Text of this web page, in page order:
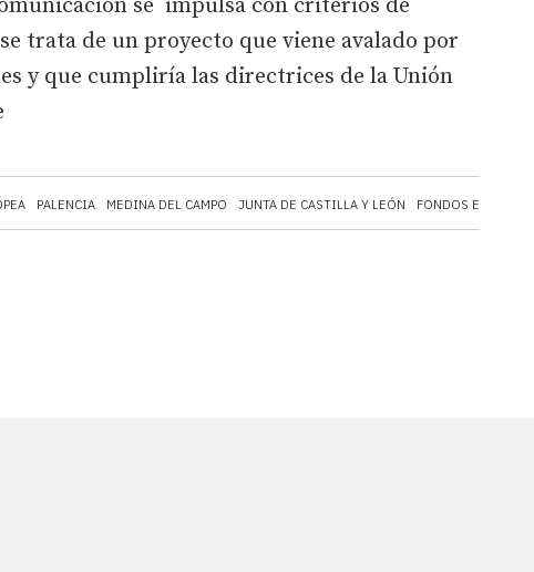
PALENCIA MEDINA DEL CAMPO JUNTA DE CASTILLA Y LEÓN FONDOS EUROPEOS
se impulsa con criterios de
trata de un proyecto que viene avalado por
y que cumpliría las directrices de la Unión